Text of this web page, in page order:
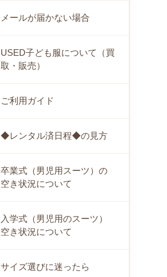
メールが届かない場合
USED子ども服について（買
取・販売）
ご利用ガイド
◆レンタル済日程◆の見方
卒業式（男児用スーツ）の
空き状況について
入学式（男児用のスーツ）
空き状況について
サイズ選びに迷ったら